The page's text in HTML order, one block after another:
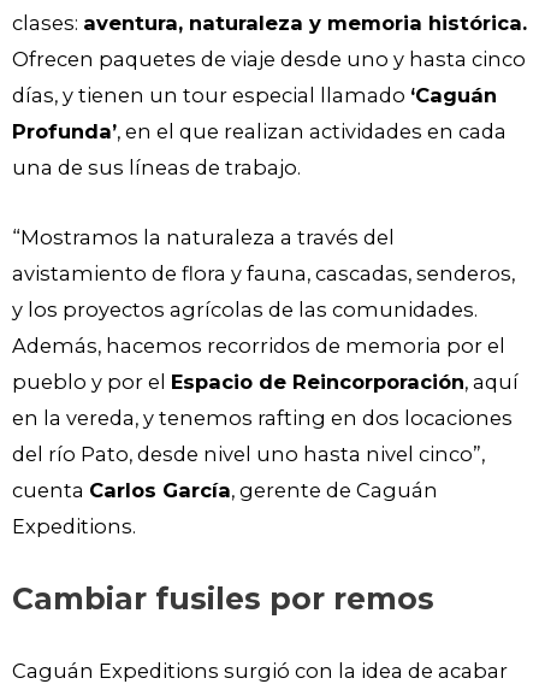
clases: aventura, naturaleza y memoria histórica.
Ofrecen paquetes de viaje desde uno y hasta cinco
días, y tienen un tour especial llamado ‘Caguán
Profunda’, en el que realizan actividades en cada
una de sus líneas de trabajo.
“Mostramos la naturaleza a través del
avistamiento de flora y fauna, cascadas, senderos,
y los proyectos agrícolas de las comunidades.
Además, hacemos recorridos de memoria por el
pueblo y por el Espacio de Reincorporación, aquí
en la vereda, y tenemos rafting en dos locaciones
del río Pato, desde nivel uno hasta nivel cinco”,
cuenta Carlos García, gerente de Caguán
Expeditions.
Cambiar fusiles por remos
Caguán Expeditions surgió con la idea de acabar